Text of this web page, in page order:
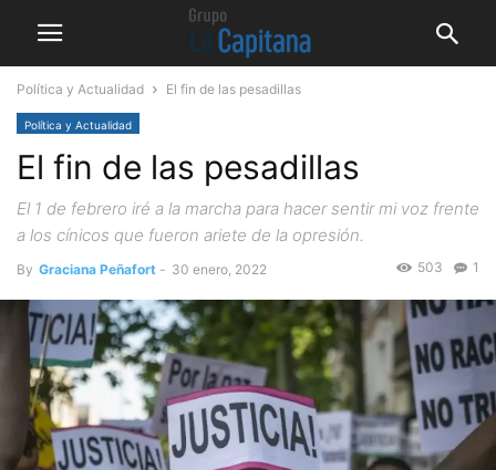
Política y Actualidad El fin de las pesadillas
Política y Actualidad
El fin de las pesadillas
El 1 de febrero iré a la marcha para hacer sentir mi voz frente
a los cínicos que fueron ariete de la opresión.
By Graciana Peñafort - 30 enero, 2022 1
503